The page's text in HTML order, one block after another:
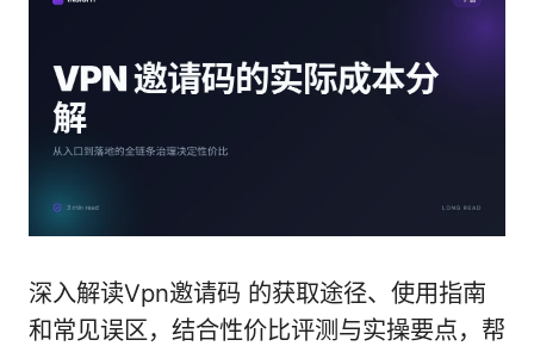
深入解读Vpn邀请码 的获取途径、使用指南
和常见误区，结合性价比评测与实操要点，帮